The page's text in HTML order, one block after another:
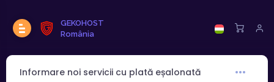
GEKOHOST
România
Informare noi servicii cu plată eșalonată